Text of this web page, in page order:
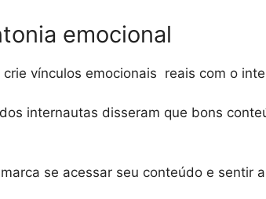
emocional
vínculos emocionais reais com o
internautas disseram que bons
se acessar seu conteúdo e sentir